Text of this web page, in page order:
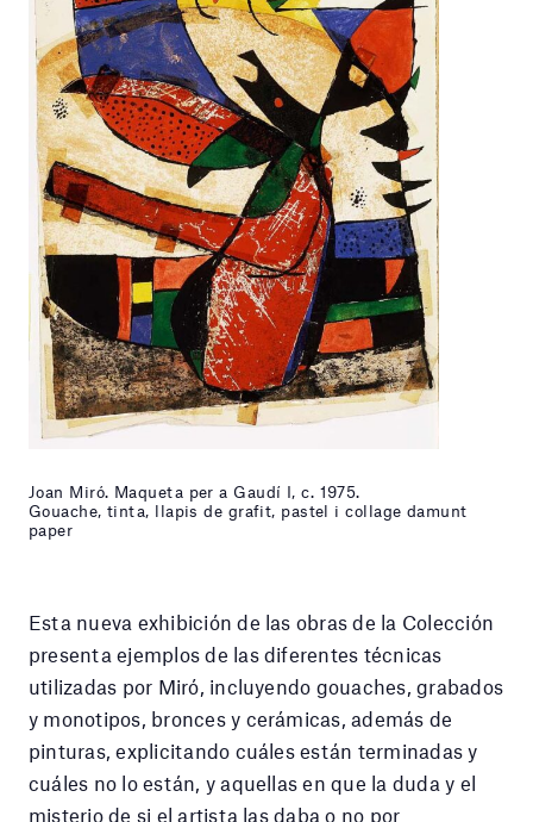
Joan Miró. Maqueta per a Gaudí I, c. 1975.
Gouache, tinta, llapis de grafit, pastel i collage damunt
paper
Esta nueva exhibición de las obras de la Colección
presenta ejemplos de las diferentes técnicas
utilizadas por Miró, incluyendo gouaches, grabados
y monotipos, bronces y cerámicas, además de
pinturas, explicitando cuáles están terminadas y
cuáles no lo están, y aquellas en que la duda y el
misterio de si el artista las daba o no por